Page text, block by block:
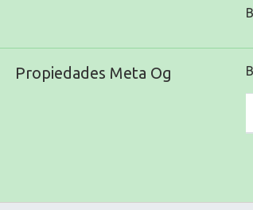
Propiedades Meta Og